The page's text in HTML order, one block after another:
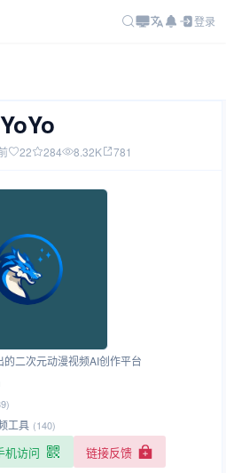
登录
YoYo
22 284 8.32K 781
的二次元动漫视频AI创作平台
工具 (140)
机访问 链接反馈